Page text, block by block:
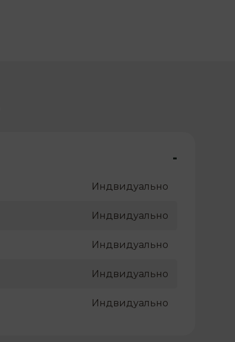
-
Индвидуально
Индвидуально
Индвидуально
Индвидуально
Индвидуально